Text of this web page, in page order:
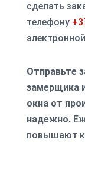
сделать
телефону
Отправьте
замерщика
окна от
надежно.
повышают